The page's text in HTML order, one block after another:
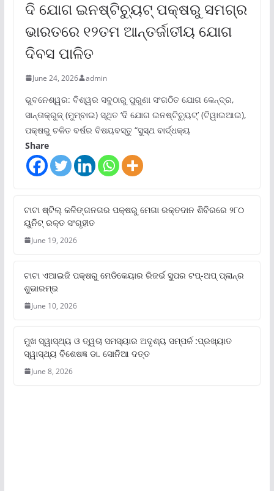
ଦି ଯୋଗ ଇନଷ୍ଟିଚ୍ୟୁଟ୍ ପକ୍ଷରୁ ସମଗ୍ର
ଭାରତରେ ୧୨ତମ ଆନ୍ତର୍ଜାତୀୟ ଯୋଗ
ଦିବସ ପାଳିତ
June 24, 2026 admin
ଭୁବନେଶ୍ୱର: ବିଶ୍ୱର ସବୁଠାରୁ ପୁରୁଣା ସଂଗଠିତ ଯୋଗ କେନ୍ଦ୍ର,
ସାନ୍ତାକ୍ରୁଜ୍ (ମୁମ୍ବାଇ) ସ୍ଥିତ ‘ଦି ଯୋଗ ଇନଷ୍ଟିଚ୍ୟୁଟ୍‌’ (ଟିୱାଇଆଇ),
ପକ୍ଷରୁ ଚଳିତ ବର୍ଷର ବିଷୟବସ୍ତୁ “ସୁସ୍ଥ ବାର୍ଦ୍ଧକ୍ୟ
Share
ଟାଟା ଷ୍ଟିଲ୍‌ କଳିଙ୍ଗନଗର ପକ୍ଷରୁ ମେଗା ରକ୍ତଦାନ ଶିବିରରେ ୨୮୦
ୟୁନିଟ୍‌ ରକ୍ତ ସଂଗୃହୀତ
June 19, 2026
ଟାଟା ଏଆଇଜି ପକ୍ଷରୁ ମେଡିକେୟାର ରିଜର୍ଭ ସୁପର ଟପ୍‌-ଅପ୍ ପ୍ଲାନ୍‌ର
ଶୁଭାରମ୍ଭ
June 10, 2026
ମୁଖ ସ୍ୱାସ୍ଥ୍ୟ ଓ ତ୍ୱଚା ସମସ୍ୟାର ଅଦୃଶ୍ୟ ସମ୍ପର୍କ :ପ୍ରଖ୍ୟାତ
ସ୍ୱାସ୍ଥ୍ୟ ବିଶେଷଜ୍ଞ ଡା. ସୋନିଆ ଦତ୍ତ
June 8, 2026